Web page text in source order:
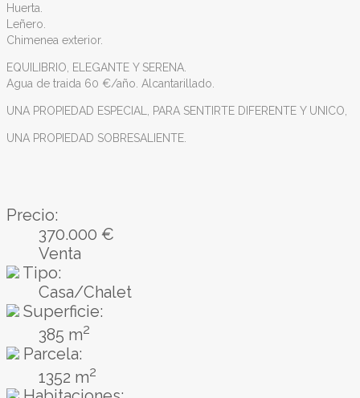
Huerta.
Leñero.
Chimenea exterior.
EQUILIBRIO, ELEGANTE Y SERENA.
Agua de traida 60 €/año. Alcantarillado.
UNA PROPIEDAD ESPECIAL, PARA SENTIRTE DIFERENTE Y UNICO,
UNA PROPIEDAD SOBRESALIENTE.
Precio:
370.000 €
Venta
Tipo:
Casa/Chalet
Superficie:
385 m2
Parcela:
1352 m2